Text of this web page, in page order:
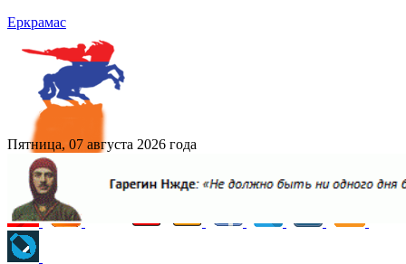
Еркрамас
Пятница, 07 августа 2026 года